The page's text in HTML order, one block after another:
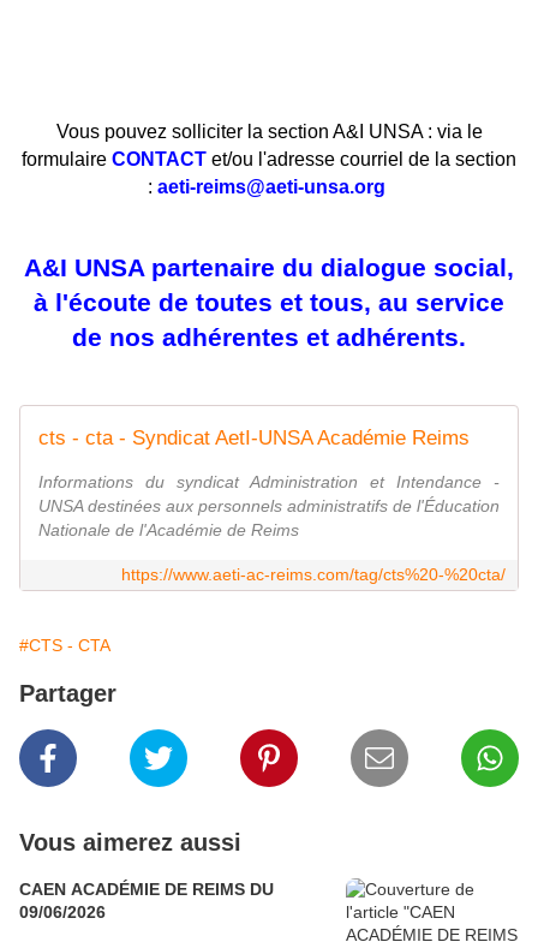
Vous pouvez solliciter la section A&I UNSA : via le
formulaire CONTACT et/ou l'adresse courriel de la section
: aeti-reims@aeti-unsa.org
A&I UNSA partenaire du dialogue social,
à l'écoute de toutes et tous, au service
de nos adhérentes et adhérents.
cts - cta - Syndicat AetI-UNSA Académie Reims
Informations du syndicat Administration et Intendance -
UNSA destinées aux personnels administratifs de l'Éducation
Nationale de l'Académie de Reims
https://www.aeti-ac-reims.com/tag/cts%20-%20cta/
#CTS - CTA
Partager
Vous aimerez aussi
CAEN ACADÉMIE DE REIMS DU
09/06/2026